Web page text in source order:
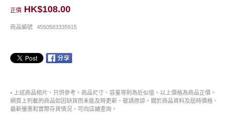
正價 HK$108.00
商品編號 4550583335915
• 上述商品相片、只供參考。商品尺寸、容量等則為近似值。以上價格為商品正價。
網頁上列載的商品如因缺貨而未能及時更新，敬請原諒。關於商品資料及屆時價格、
最新優惠和實際存貨情況，可向店舖查詢。